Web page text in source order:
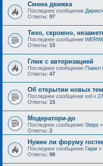
Смена движка
Последнее сообщение
Ответы: 97
Тихо, скромно,
Последнее сообщение
Ответы: 15
Глюк с авторизацией
Последнее сообщение Павел
Ответы: 47
Об открытии новых
Последнее сообщение xxl «
Ответы: 15
Модератори-до
Последнее сообщение Steps «
Ответы: 2
Нужен ли форуму
Последнее сообщение Гарм «
Ответы: 98